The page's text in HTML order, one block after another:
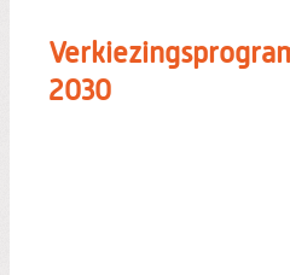
2030